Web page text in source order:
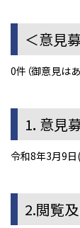
＜意見
0件（御意見はあ
1．意見
令和8年3月9
2.閲覧